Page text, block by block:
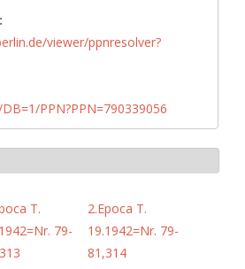
viewer/ppnresolver?
PPN?PPN=790339056
T.
79-
2.Epoca T.
19.1942=Nr. 79-
81,314